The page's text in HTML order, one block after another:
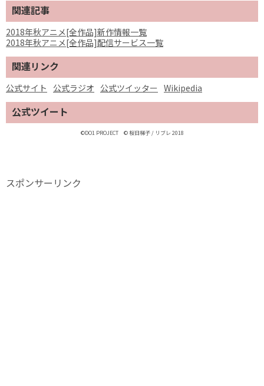
関連記事
2018年秋アニメ[全作品]新作情報一覧
2018年秋アニメ[全作品]配信サービス一覧
関連リンク
公式サイト 公式ラジオ 公式ツイッター Wikipedia
公式ツイート
©DO1 PROJECT © 桜日梯子 / リブレ 2018
スポンサーリンク